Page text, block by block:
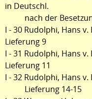
in Deutschl.
nach der
I - 30 Rudolphi, Hans
Lieferung 9
I - 31 Rudolphi, Hans
Lieferung 11
I - 32 Rudolphi, Hans
Lieferung 14-15